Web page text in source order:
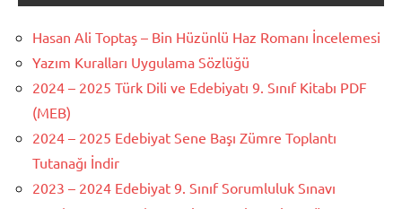
Hasan Ali Toptaş – Bin Hüzünlü Haz Romanı İncelemesi
Yazım Kuralları Uygulama Sözlüğü
2024 – 2025 Türk Dili ve Edebiyatı 9. Sınıf Kitabı PDF
(MEB)
2024 – 2025 Edebiyat Sene Başı Zümre Toplantı
Tutanağı İndir
2023 – 2024 Edebiyat 9. Sınıf Sorumluluk Sınavı